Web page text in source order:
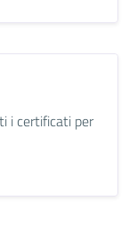
i certificati per